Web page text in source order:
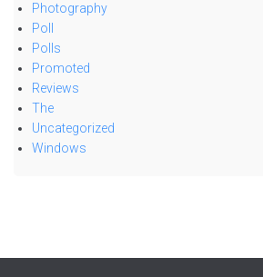
Photography
Poll
Polls
Promoted
Reviews
The
Uncategorized
Windows